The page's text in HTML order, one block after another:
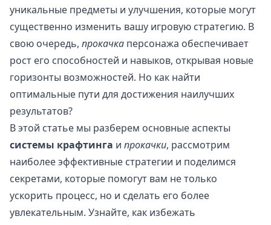
уникальные предметы и улучшения, которые могут
существенно изменить вашу игровую стратегию. В
свою очередь, прокачка персонажа обеспечивает
рост его способностей и навыков, открывая новые
горизонты возможностей. Но как найти
оптимальные пути для достижения наилучших
результатов?
В этой статье мы разберем основные аспекты
системы крафтинга и прокачки, рассмотрим
наиболее эффективные стратегии и поделимся
секретами, которые помогут вам не только
ускорить процесс, но и сделать его более
увлекательным. Узнайте, как избежать